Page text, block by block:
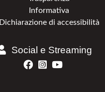
Informativa
Dichiarazione di accessibilità
Social e Streaming